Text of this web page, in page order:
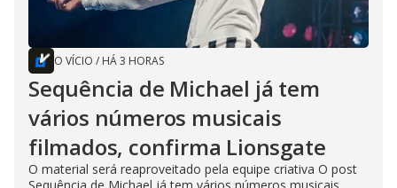
O VÍCIO / HÁ 3 HORAS
Sequência de Michael já tem
vários números musicais
filmados, confirma Lionsgate
O material será reaproveitado pela equipe criativa O post